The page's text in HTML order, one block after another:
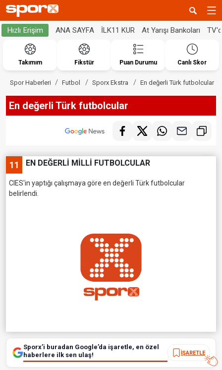
Hızlı Erişim ANA SAYFA İLK11 KUR At Yarışı Bankoları
Takımım Fikstür Puan Durumu Canlı Skor
Spor Haberleri Futbol Sporx Ekstra En değerli Türk futbolcular
En değerli Türk futbolcular
11 EN DEĞERLİ MİLLİ FUTBOLCULAR
CIES'in yaptığı çalışmaya göre en değerli Türk futbolcular
belirlendi.
Sporx’i buradan Google’da işaretle, en özel
haberlere ilk sen ulaş!
İŞARETLE